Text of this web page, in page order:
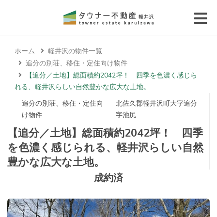
(物件種別から選ぶ)
(価格帯から選ぶ)
(コラム・移住者の声)
(お問い合わせ)
ホーム
軽井沢の物件一覧
追分の別荘、移住・定住向け物件
【追分／土地】総面積約2042坪！ 四季を色濃く感じら
れる、軽井沢らしい自然豊かな広大な土地。
追分の別荘、移住・定住向
け物件
北佐久郡軽井沢町大字追分
字池尻
【追分／土地】総面積約2042坪！ 四季
を色濃く感じられる、軽井沢らしい自然
豊かな広大な土地。
成約済